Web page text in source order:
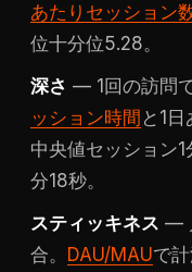
あたりセッション
位十分位5.28。
深さ — 1回の訪問
ッション時間 と1
中央値セッション
分18秒。
スティッキネス —
合。 DAU/MAUで